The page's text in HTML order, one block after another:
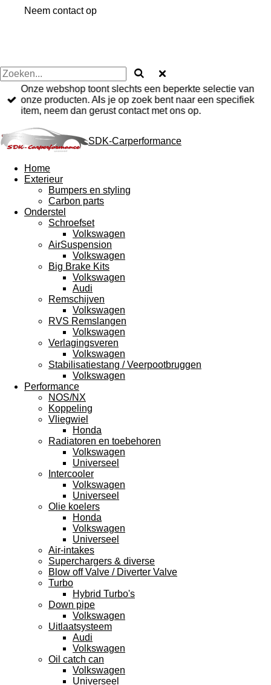
Neem contact op
Onze webshop toont slechts een beperkte selectie van
onze producten. Als je op zoek bent naar een specifiek
item, neem dan gerust contact met ons op.
SDK-Carperformance
Home
Exterieur
Bumpers en styling
Carbon parts
Onderstel
Schroefset
Volkswagen
AirSuspension
Volkswagen
Big Brake Kits
Volkswagen
Audi
Remschijven
Volkswagen
RVS Remslangen
Volkswagen
Verlagingsveren
Volkswagen
Stabilisatiestang / Veerpootbruggen
Volkswagen
Performance
NOS/NX
Koppeling
Vliegwiel
Honda
Radiatoren en toebehoren
Volkswagen
Universeel
Intercooler
Volkswagen
Universeel
Olie koelers
Honda
Volkswagen
Universeel
Air-intakes
Superchargers & diverse
Blow off Valve / Diverter Valve
Turbo
Hybrid Turbo's
Down pipe
Volkswagen
Uitlaatsysteem
Audi
Volkswagen
Oil catch can
Volkswagen
Universeel